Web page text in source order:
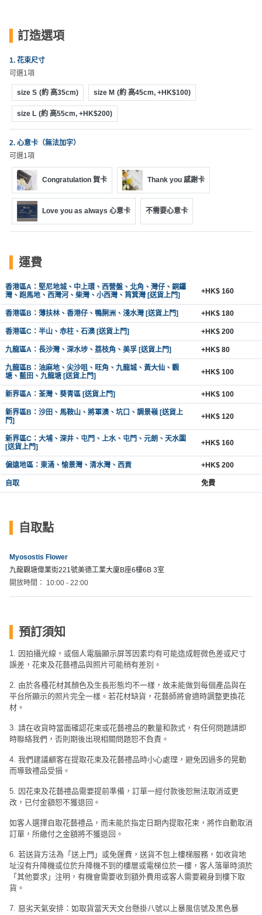
禮
訂
製
禮
物
場
地
佈
置
用
品
即
煮
系
列
聚
會
及
拍
拖
餐
B
B
Q
玩
樂
體
手
作
工
坊
外
玩
樂
艇
租
企
業
/
公
司
活
動
婚
禮
親
子
活
時
神
器
情
侶
心
願
清
單
訂造選項
1. 花束尺寸
可選1項
size S (約 高35cm) size M (約 高45cm, +HK$100)
size L (約 高55cm, +HK$200)
2. 心意卡（無法加字）
可選1項
Congratulation 賀卡 Thank you 感謝卡
Love you as always 心意卡 不需要心意卡
運費
香港區A：堅尼地城、中上環、西營盤、北角、灣仔、銅鑼
灣、跑馬地、西灣河、柴灣、小西灣、筲箕灣 [送貨上門]
+HK$ 160
香港區B：薄扶林、香港仔、鴨脷洲、淺水灣 [送貨上門] +HK$ 180
香港區C：半山、赤柱、石澳 [送貨上門] +HK$ 200
九龍區A：長沙灣、深水埗、荔枝角、美孚 [送貨上門] +HK$ 80
九龍區B：油麻地、尖沙咀、旺角、九龍城、黃大仙、觀
塘、藍田、九龍塘 [送貨上門]
+HK$ 100
新界區A：荃灣、葵青區 [送貨上門] +HK$ 100
新界區B：沙田、馬鞍山、將軍澳、坑口、調景嶺 [送貨上
門]
+HK$ 120
新界區C：大埔、深井、屯門、上水、屯門、元朗、天水圍
[送貨上門]
+HK$ 160
偏遠地區：東涌、愉景灣、清水灣、西貢 +HK$ 200
自取 免費
自取點
Myosostis Flower
九龍觀塘偉業街221號美德工業大廈B座6樓6B 3室
開放時間： 10:00 - 22:00
預訂須知
1. 因拍攝光線，或個人電腦顯示屏等因素均有可能造成輕微色差或尺寸
誤差，花束及花藝禮品與照片可能稍有差別。
2. 由於各種花材其顏色及生長形態均不一樣，故未能做到每個產品與在
平台所顯示的照片完全一樣。若花材缺貨，花藝師將會適時調整更換花
材。
3. 請在收貨時當面確認花束或花藝禮品的數量和款式，有任何問題請即
時聯絡我們，否則期後出現相關問題恕不負責。
4. 我們建議顧客在提取花束及花藝禮品時小心處理，避免因過多的晃動
而導致禮品受損。
5. 因花束及花藝禮品需要提前準備，訂單一經付款後恕無法取消或更
改，已付金額恕不獲退回。
如客人選擇自取花藝禮品，而未能於指定日期內提取花束，將作自動取消
訂單，所繳付之金額將不獲退回。
6. 若送貨方法為「送上門」或免運費，送貨不包上樓梯服務，如收貨地
址沒有升降機或位於升降機不到的樓層或電梯位於一樓，客人落單時須於
「其他要求」注明，有機會需要收到額外費用或客人需要親身到樓下取
貨。
7. 惡劣天氣安排：如取貨當天天文台懸掛八號以上暴風信號及黑色暴